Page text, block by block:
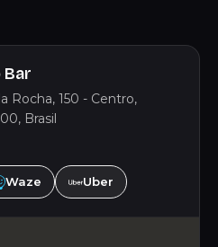
Rocha, 150 - Centro,
Brasil
Waze Uber